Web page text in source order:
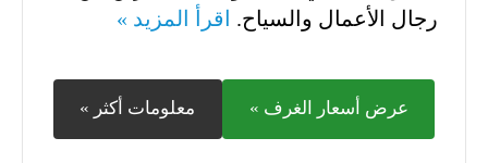
رجال الأعمال والسياح.
اقرأ المزيد »
عرض أسعار الغرف » معلومات أكثر »